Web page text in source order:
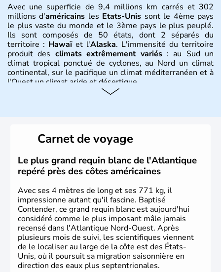
Avec une superficie de 9,4 millions km carrés et 302
millions d'américains les Etats-Unis sont le 4ème pays
le plus vaste du monde et le 3ème pays le plus peuplé.
Ils sont composés de 50 états, dont 2 séparés du
territoire : Hawaïet l'Alaska. L'immensité du territoire
produit des climats extrêmement variés: au Sud un
climat tropical ponctué de cyclones, au Nord un climat
continental, sur le pacifique un climat méditerranéen et à
l'Ouest un climat aride et désertique.
Plusieurs populations se sont succédées avant l'arrivée
des européens, suite à la découverte du continent par
Christophe Colomb en 1492. Les 13 colonies
britanniques proclament la Déclaration d'indépendance
en 1776 et adoptent leur première constitution en 1787.
La conquête de l'Ouest marque ensuite l'entrée dans une
phase de développement intense.
Carnet de voyage
Le plus grand requin blanc de l'Atlantique
repéré près des côtes américaines
Avec ses 4 mètres de long et ses 771 kg, il
impressionne autant qu'il fascine. Baptisé
Contender, ce grand requin blanc est aujourd'hui
considéré comme le plus imposant mâle jamais
recensé dans l'Atlantique Nord-Ouest. Après
plusieurs mois de suivi, les scientifiques viennent
de le localiser au large de la côte est des États-
Unis, où il poursuit sa migration saisonnière en
direction des eaux plus septentrionales.